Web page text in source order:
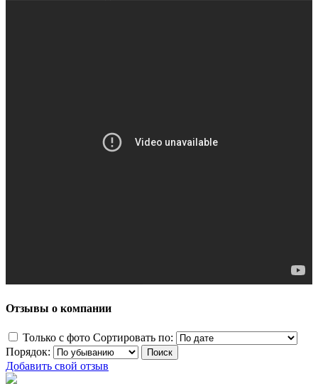
Отзывы о компании
Только с фото Сортировать по:
Порядок:
Добавить свой отзыв